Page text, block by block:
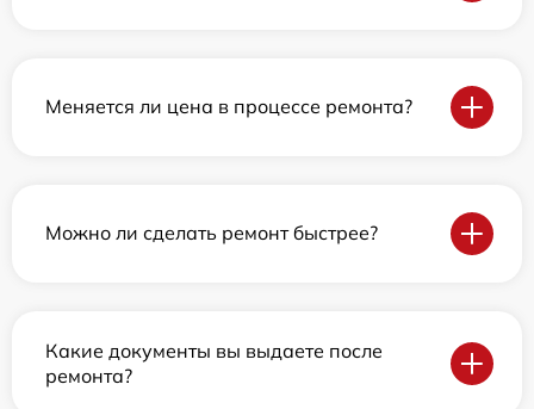
Меняется ли цена в процессе ремонта?
Можно ли сделать ремонт быстрее?
Какие документы вы выдаете после
ремонта?